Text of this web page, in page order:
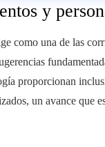
y
como una de las
proporcionan
un avance que